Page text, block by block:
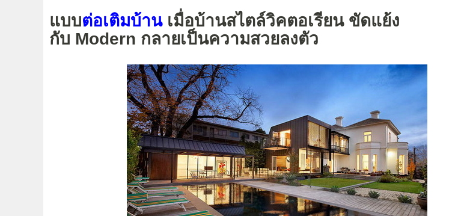
แบบต่อเติมบ้านเมื่อบ้านสไตล์วิคตอเรียน ขัดแย้ง
กับ Modern กลายเป็นความสวยลงตัว